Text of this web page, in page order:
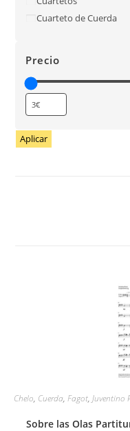
Cuarteto de Cuerda
Precio
Aplicar
Chelo, Cuerda, Fagot, Juventino
Sobre las Olas